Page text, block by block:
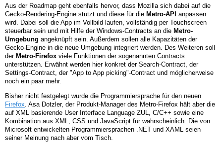
Aus der Roadmap geht ebenfalls hervor, dass Mozilla sich dabei auf die
Gecko-Rendering-Engine stützt und diese für die Metro-API anpassen
wird. Dabei soll die App im Vollbild laufen, vollständig per Touchscreen
steuerbar sein und mit Hilfe der Windows-Contracts an die Metro-
Umgebung angeknüpft sein. Außerdem sollen alle Kapazitäten der
Gecko-Engine in die neue Umgebung integriert werden. Des Weiteren soll
der Metro-Firefox viele Funktionen der sogenannten Contracts
unterstützen. Erwähnt werden hier konkret der Search-Contract, der
Settings-Contract, der "App to App picking"-Contract und möglicherweise
noch ein paar mehr.
Bisher nicht festgelegt wurde die Programmiersprache für den neuen
Firefox . Asa Dotzler, der Produkt-Manager des Metro-Firefox hält aber die
auf XML basierende User Interface Language ZUL, C/C++ sowie eine
Kombination aus XML, CSS und JavaScript für wahrscheinlich. Die von
Microsoft entwickelten Programmiersprachen .NET und XAML seien
seiner Meinung nach aber vom Tisch.